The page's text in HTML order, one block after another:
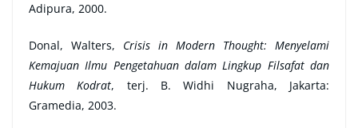
Adipura, 2000.
Donal, Walters, Crisis in Modern Thought: Menyelami
Kemajuan Ilmu Pengetahuan dalam Lingkup Filsafat dan
Hukum Kodrat, terj. B. Widhi Nugraha, Jakarta:
Gramedia, 2003.